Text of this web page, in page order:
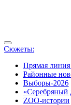
Сюжеты:
Прямая линия
Районные
Выборы-2026
«Серебряный
ZOO-истории